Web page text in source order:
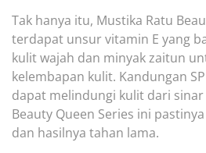
Tak hanya itu, Mustika Ratu
terdapat unsur vitamin E yang
kulit wajah dan minyak zaitun
kelembapan kulit. Kandungan
dapat melindungi kulit dari sinar
Beauty Queen Series ini
dan hasilnya tahan lama.